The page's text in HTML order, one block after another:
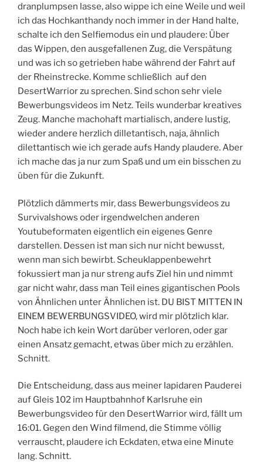
dranplumpsen lasse, also wippe ich eine Weile und weil
ich das Hochkanthandy noch immer in der Hand halte,
schalte ich den Selfiemodus ein und plaudere: Über
das Wippen, den ausgefallenen Zug, die Verspätung
und was ich so getrieben habe während der Fahrt auf
der Rheinstrecke. Komme schließlich auf den
DesertWarrior zu sprechen. Sind schon sehr viele
Bewerbungsvideos im Netz. Teils wunderbar kreatives
Zeug. Manche machohaft martialisch, andere lustig,
wieder andere herzlich dilletantisch, naja, ähnlich
dilettantisch wie ich gerade aufs Handy plaudere. Aber
ich mache das ja nur zum Spaß und um ein bisschen zu
üben für die Zukunft.
Plötzlich dämmerts mir, dass Bewerbungsvideos zu
Survivalshows oder irgendwelchen anderen
Youtubeformaten eigentlich ein eigenes Genre
darstellen. Dessen ist man sich nur nicht bewusst,
wenn man sich bewirbt. Scheuklappenbewehrt
fokussiert man ja nur streng aufs Ziel hin und nimmt
gar nicht wahr, dass man Teil eines gigantischen Pools
von Ähnlichen unter Ähnlichen ist. DU BIST MITTEN IN
EINEM BEWERBUNGSVIDEO, wird mir plötzlich klar.
Noch habe ich kein Wort darüber verloren, oder gar
einen Ansatz gemacht, etwas über mich zu erzählen.
Schnitt.
Die Entscheidung, dass aus meiner lapidaren Pauderei
auf Gleis 102 im Hauptbahnhof Karlsruhe ein
Bewerbungsvideo für den DesertWarrior wird, fällt um
16:01. Gegen den Wind filmend, die Stimme völlig
verrauscht, plaudere ich Eckdaten, etwa eine Minute
lang. Schnitt.